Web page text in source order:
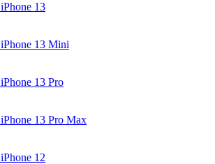
iPhone 13
iPhone 13 Mini
iPhone 13 Pro
iPhone 13 Pro Max
iPhone 12